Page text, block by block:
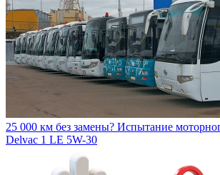
25 000 км без замены? Испытание
Delvac 1 LE 5W-30